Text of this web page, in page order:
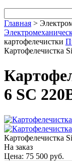
Главная >
картофелечистки
Картофелечистка
6 SC
Картофелечистка
На заказ
Цена: 75 500 руб.